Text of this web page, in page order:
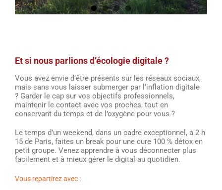
Et si nous parlions d’écologie digitale ?
Vous avez envie d’être présents sur les réseaux sociaux,
mais sans vous laisser submerger par l’inflation digitale
? Garder le cap sur vos objectifs professionnels,
maintenir le contact avec vos proches, tout en
conservant du temps et de l’oxygène pour vous ?
Le temps d’un weekend, dans un cadre exceptionnel, à 2 h
15 de Paris, faites un break pour une cure 100 % détox en
petit groupe. Venez apprendre à vous déconnecter plus
facilement et à mieux gérer le digital au quotidien.
Vous repartirez avec :